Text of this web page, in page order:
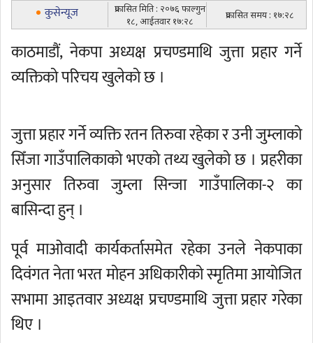
कुसेन्यूज
प्रकासित मिति : २०७६ फाल्गुन
१८, आईतवार १७:२८
प्रकासित समय : १७:२८
काठमाडौं, नेकपा अध्यक्ष प्रचण्डमाथि जुत्ता प्रहार गर्ने
व्यक्तिको परिचय खुलेको छ ।
जुत्ता प्रहार गर्ने व्यक्ति रतन तिरुवा रहेका र उनी जुम्लाको
सिँजा गाउँपालिकाको भएको तथ्य खुलेको छ । प्रहरीका
अनुसार तिरुवा जुम्ला सिन्जा गाउँपालिका-२ का
बासिन्दा हुन् ।
पूर्व माओवादी कार्यकर्तासमेत रहेका उनले नेकपाका
दिवंगत नेता भरत मोहन अधिकारीको स्मृतिमा आयोजित
सभामा आइतवार अध्यक्ष प्रचण्डमाथि जुत्ता प्रहार गरेका
थिए ।